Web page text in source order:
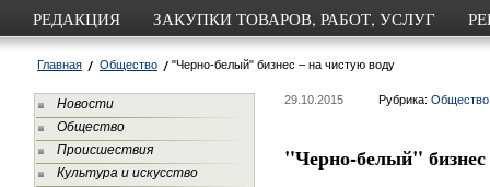
РЕДАКЦИЯ ЗАКУПКИ ТОВАРОВ, РАБОТ, УСЛУГ
Главная Общество "Черно-белый" бизнес – на чистую воду
Новости
Общество
Происшествия
Культура и искусство
29.10.2015 Рубрика: Общество
"Черно-белый"